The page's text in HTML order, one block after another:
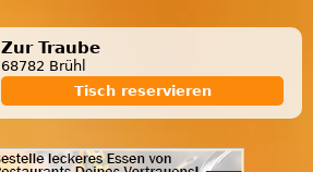
Zur Traube
68782 Brühl
Tisch reservieren